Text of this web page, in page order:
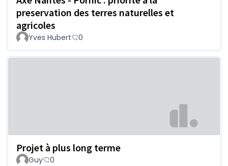
preservation des terres naturelles et
agricoles
Yves Hubert 0
Projet à plus long terme
Guy 0